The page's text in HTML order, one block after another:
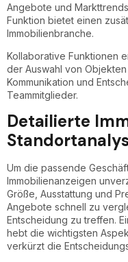
Angebote und
Funktion bietet einen
Immobilienbranche.
Kollaborative Funktionen
der Auswahl von
Kommunikation und
Teammitglieder.
Detailierte
Um die passende
Immobilienanzeigen
Größe, Ausstattung und
Angebote schnell zu
Entscheidung zu treffen.
hebt die wichtigsten
verkürzt die